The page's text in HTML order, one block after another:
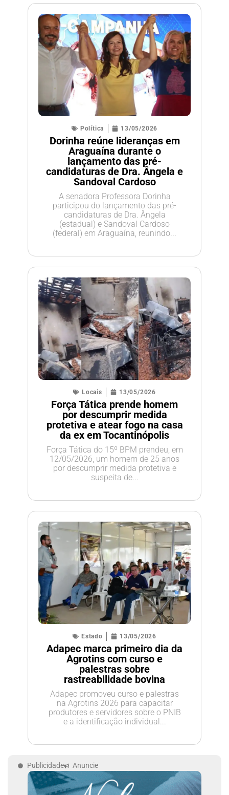
Política 13/05/2026
Dorinha reúne lideranças em
Araguaína durante o
lançamento das pré-
candidaturas de Dra. Ângela e
Sandoval Cardoso
A senadora Professora Dorinha
participou do lançamento das pré-
candidaturas de Dra. Ângela
(estadual) e Sandoval Cardoso
(federal) em Araguaína, reunindo...
Locais 13/05/2026
Força Tática prende homem
por descumprir medida
protetiva e atear fogo na casa
da ex em Tocantinópolis
Força Tática do 15º BPM prendeu, em
12/05/2026, um homem de 25 anos
por descumprir medida protetiva e
suspeita de...
Estado 13/05/2026
Adapec marca primeiro dia da
Agrotins com curso e
palestras sobre
rastreabilidade bovina
Adapec promoveu curso e palestras
na Agrotins 2026 para capacitar
produtores e servidores sobre o PNIB
e a identificação individual...
Publicidade Anuncie